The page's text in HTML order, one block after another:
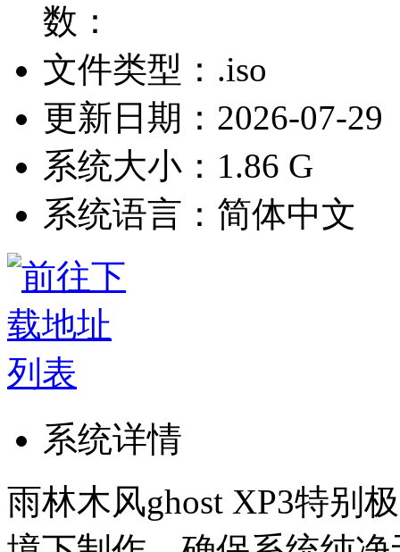
数：
文件类型：.iso
更新日期：2026-07-29
系统大小：1.86 G
系统语言：简体中文
系统详情
雨林木风ghost XP3特别